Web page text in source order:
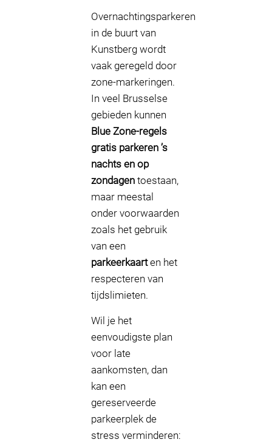
Overnachtingsparkeren
in de buurt van
Kunstberg wordt
vaak geregeld door
zone-markeringen.
In veel Brusselse
gebieden kunnen
Blue Zone-regels
gratis parkeren ’s
nachts en op
zondagen toestaan,
maar meestal
onder voorwaarden
zoals het gebruik
van een
parkeerkaarten het
respecteren van
tijdslimieten.
Wil je het
eenvoudigste plan
voor late
aankomsten, dan
kan een
gereserveerde
parkeerplek de
stress verminderen: